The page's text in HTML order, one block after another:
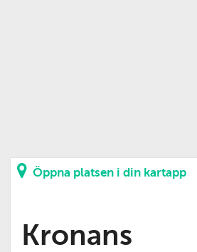
Öppna platsen i din kartapp
Kronans